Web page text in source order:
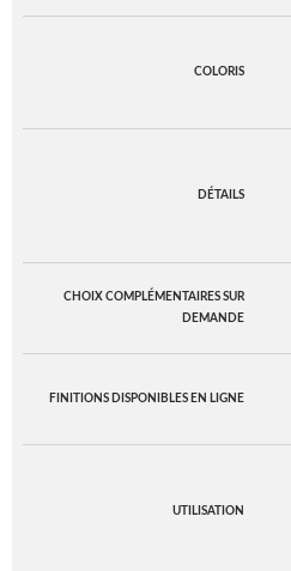
COLORIS
DÉTAILS
CHOIX COMPLÉMENTAIRES SUR
DEMANDE
FINITIONS DISPONIBLES EN LIGNE
UTILISATION